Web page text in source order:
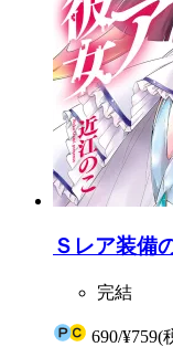
Ｓレア装備
完結
690/¥759(